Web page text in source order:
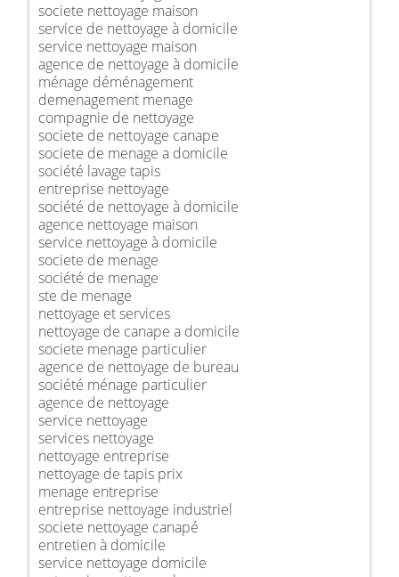
societe nettoyage maison
service de nettoyage à domicile
service nettoyage maison
agence de nettoyage à domicile
ménage déménagement
demenagement menage
compagnie de nettoyage
societe de nettoyage canape
societe de menage a domicile
société lavage tapis
entreprise nettoyage
société de nettoyage à domicile
agence nettoyage maison
service nettoyage à domicile
societe de menage
société de menage
ste de menage
nettoyage et services
nettoyage de canape a domicile
societe menage particulier
agence de nettoyage de bureau
société ménage particulier
agence de nettoyage
service nettoyage
services nettoyage
nettoyage entreprise
nettoyage de tapis prix
menage entreprise
entreprise nettoyage industriel
societe nettoyage canapé
entretien à domicile
service nettoyage domicile